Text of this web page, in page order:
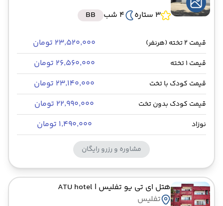
3 ستاره
4 شب BB
قیمت 2 تخته (هرنفر) ۲۳٬۵۲۰٬۰۰۰ تومان
قیمت 1 تخته ۲۶٬۵۶۰٬۰۰۰ تومان
قیمت کودک با تخت ۲۳٬۱۴۰٬۰۰۰ تومان
قیمت کودک بدون تخت ۲۲٬۹۹۰٬۰۰۰ تومان
نوزاد ۱٬۴۹۰٬۰۰۰ تومان
مشاوره و رزرو رایگان
هتل ای تی یو تفلیس | ATU hotel
تفلیس